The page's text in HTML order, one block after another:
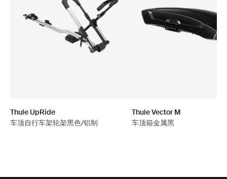
Thule UpRide
车顶自行车架轮架黑色/铝制
Thule Vector M
车顶箱金属黑